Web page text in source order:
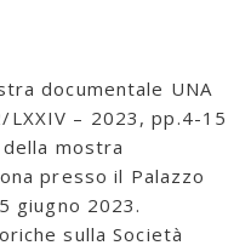
documentale UNA
LXXIV – 2023, pp.4-15
mostra
presso il Palazzo
giugno 2023.
sulla Società